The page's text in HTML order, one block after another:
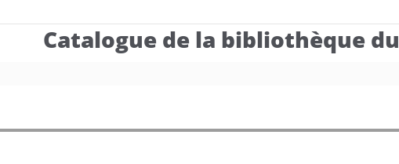
Catalogue de la bibliothèque du